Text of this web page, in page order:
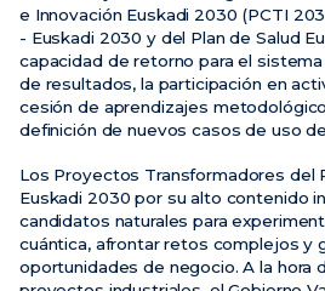
e Innovación Euskadi 2030 (PCTI
- Euskadi 2030 y del Plan de Salud
capacidad de retorno para el
de resultados, la participación en
cesión de aprendizajes
definición de nuevos casos de uso
Los Proyectos Transformadores del
Euskadi 2030 por su alto contenido
candidatos naturales para
cuántica, afrontar retos complejos y
oportunidades de negocio. A la hora